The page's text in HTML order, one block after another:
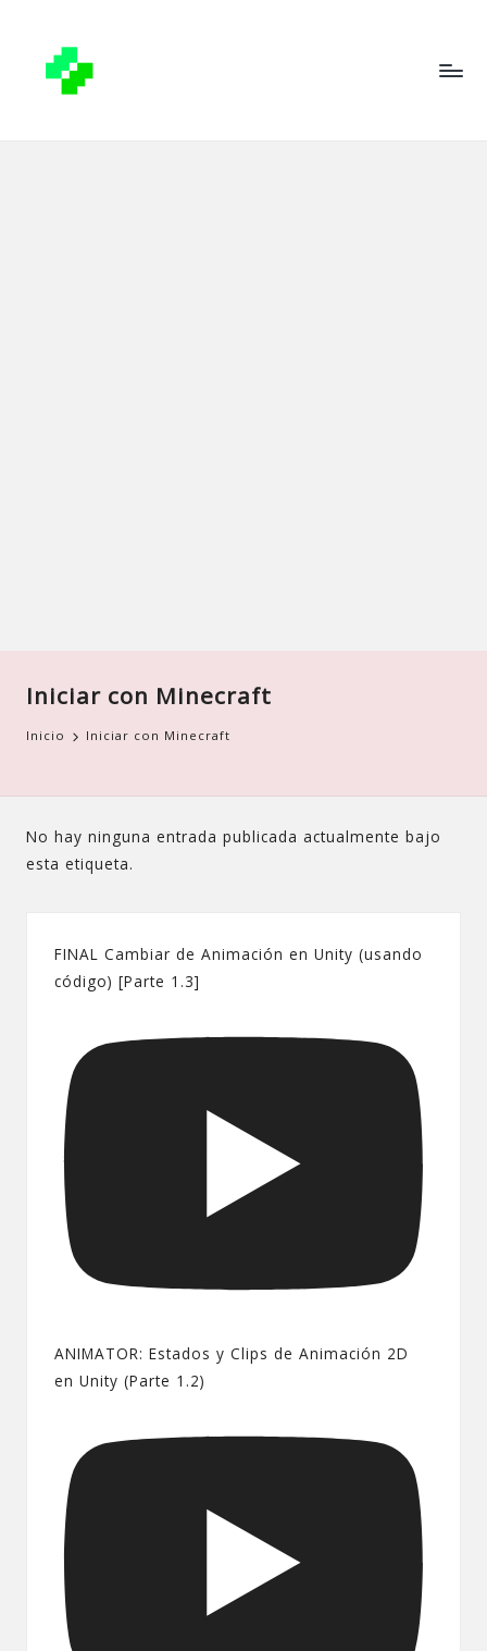
Iniciar con Minecraft
Inicio Iniciar con Minecraft
No hay ninguna entrada publicada actualmente bajo
esta etiqueta.
FINAL Cambiar de Animación en Unity (usando
código) [Parte 1.3]
ANIMATOR: Estados y Clips de Animación 2D
en Unity (Parte 1.2)